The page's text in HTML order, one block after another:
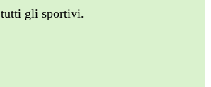
tutti gli sportivi.